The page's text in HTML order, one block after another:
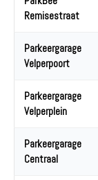
Remisestraat
Parkeergarage
Velperpoort
Parkeergarage
Velperplein
Parkeergarage
Centraal